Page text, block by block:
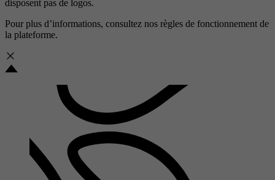
disposent pas de logos.
Pour plus d’informations, consultez nos règles de fonctionnement de
la plateforme.